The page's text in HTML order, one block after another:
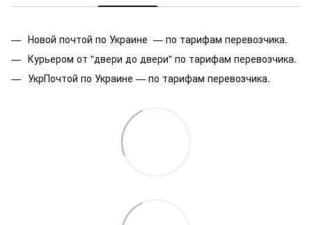
Новой почтой по Украине — по тарифам перевозчика.
Курьером от "двери до двери" по тарифам перевозчика.
УкрПочтой по Украине — по тарифам перевозчика.